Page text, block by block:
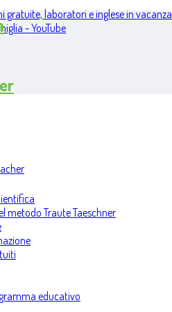
gratuite, laboratori e inglese in vacanza
- YouTube
metodo Traute Taeschner
educativo